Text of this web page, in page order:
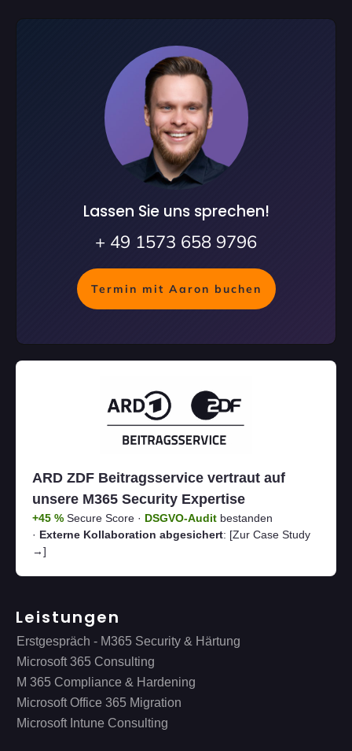
Lassen Sie uns sprechen!
+ 49 1573 658 9796
Termin mit Aaron buchen
ARD ZDF Beitragsservice vertraut auf
unsere M365 Security Expertise
+45 % Secure Score · DSGVO-Audit bestanden
· Externe Kollaboration abgesichert: [Zur Case Study
→]
Leistungen
Erstgespräch - M365 Security & Härtung
Microsoft 365 Consulting
M 365 Compliance & Hardening
Microsoft Office 365 Migration
Microsoft Intune Consulting